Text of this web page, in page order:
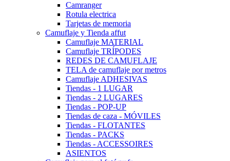
Camranger
Rotula electrica
Tarjetas de memoria
Camuflaje y Tienda affut
Camuflaje MATERIAL
Camuflaje TRÍPODES
REDES DE CAMUFLAJE
TELA de camuflaje por metros
Camuflaje ADHESIVAS
Tiendas - 1 LUGAR
Tiendas - 2 LUGARES
Tiendas - POP-UP
Tiendas de caza - MÓVILES
Tiendas - FLOTANTES
Tiendas - PACKS
Tiendas - ACCESSOIRES
ASIENTOS